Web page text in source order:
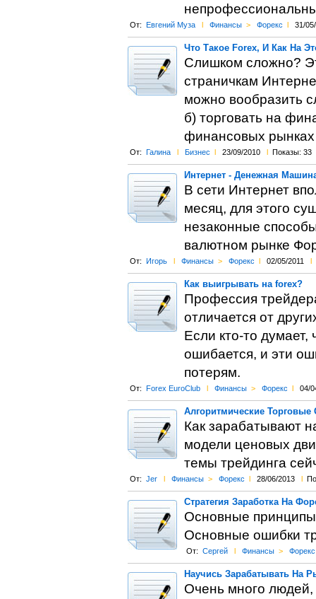
От: Евгений Муза l Финансы > Форекс l 31/
Что Такое Forex, И Как На
Слишком сложно?
страничкам
можно вообразить
б) торговать на
финансовых
От: Галина l Бизнес l 23/09/2010 l Показы: 33
Интернет - Денежная
В сети Интернет
месяц, для этого
незаконные
валютном рынке
От: Игорь l Финансы > Форекс l 02/05/2011 l
Как выигрывать на forex?
Профессия
отличается от
Если кто-то думает,
ошибается, и эти
потерям.
От: Forex EuroClub l Финансы > Форекс l 04/
Алгоритмические
Как зарабатывают
модели ценовых
темы трейдинга
От: Jer l Финансы > Форекс l 28/06/2013 l
Стратегия Заработка На
Основные
Основные ошибки
От: Сергей l Финансы > Форекс
Научись Зарабатывать На
Очень много людей,